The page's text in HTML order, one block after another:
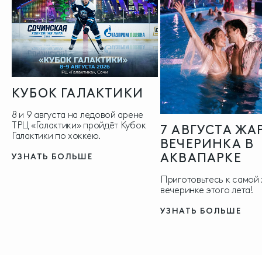
КУБОК ГАЛАКТИКИ
8 и 9 августа на ледовой арене
ТРЦ «Галактики» пройдёт Кубок
Галактики по хоккею.
УЗНАТЬ БОЛЬШЕ
7 АВГУСТА
ВЕЧЕРИНКА В
АКВАПАРКЕ
Приготовьтесь к
вечеринке этого лета!
УЗНАТЬ БОЛЬШЕ